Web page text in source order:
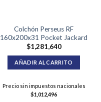
Colchón Perseus RF
160x200x31 Pocket Jackard
$1,281,640
AÑADIR AL CARRITO
Precio sin impuestos nacionales
$1,012,496